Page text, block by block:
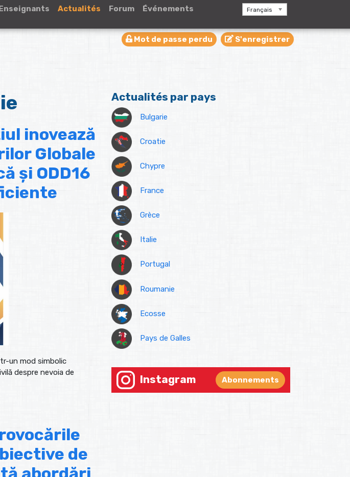
Actualités Forum
Événements
Français
Mot de passe perdu S'enregistrer
inovează
Globale
și ODD16
un mod simbolic
despre nevoia de
de
Actualités par pays
Bulgarie
Croatie
Chypre
France
Grèce
Italie
Portugal
Roumanie
Ecosse
Pays de Galles
Instagram Abonnements